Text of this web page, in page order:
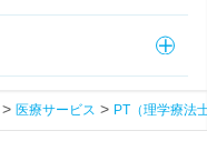
医療サービス PT（理学療法